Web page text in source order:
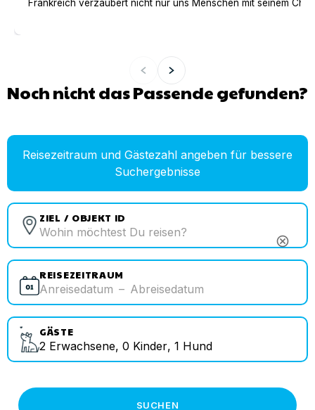
Frankreich verzaubert nicht nur uns Menschen mit seinem
Noch nicht das Passende gefunden?
Reisezeitraum und Gästezahl angeben für bessere
Suchergebnisse
ZIEL / OBJEKT ID
cancel
REISEZEITRAUM
Anreisedatum – Abreisedatum
GÄSTE
2 Erwachsene, 0 Kinder, 1 Hund
SUCHEN